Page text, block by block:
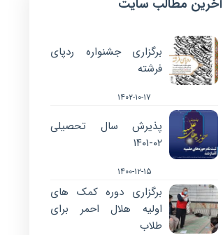
آخرین مطالب سایت
برگزاری جشنواره ردپای
فرشته
۱۴۰۲-۱۰-۱۷
پذیرش سال تحصیلی
۰۲-۱۴۰۱
۱۴۰۰-۱۲-۱۵
برگزاری دوره کمک های
اولیه هلال احمر برای
طلاب